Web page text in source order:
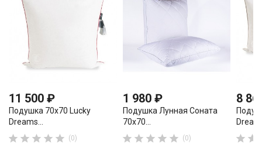
11 500 ₽
Подушка 70x70 Lucky
Dreams...
     (0)
1 980 ₽
Подушка Лунная Соната
70x70...
     (0)
8
 